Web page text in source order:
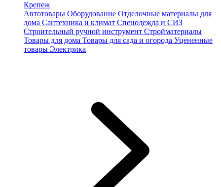
Крепеж
Автотовары Оборудование Отделочные материалы для
дома Сантехника и климат Спецодежда и СИЗ
Строительный ручной инструмент Стройматериалы
Товары для дома Товары для сада и огорода Уцененные
товары Электрика